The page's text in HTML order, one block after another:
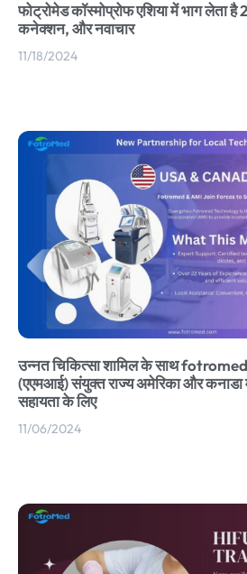
फोट्रोमेड कॉस्मोप्रोफ एशिया में भाग लेता
कनेक्शन, और नवाचार
11/18/2024
उन्नत चिकित्सा शामिल के साथ fotromed
(एएमआई) संयुक्त राज्य अमेरिका और कनाडा
सहायता के लिए
11/06/2024